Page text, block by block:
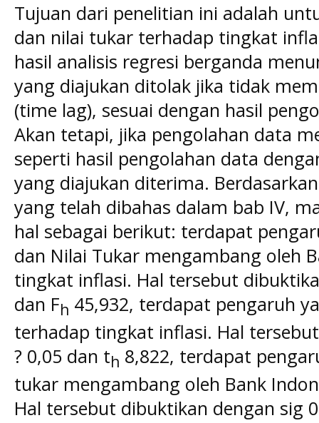
Tujuan dari penelitian ini adalah
dan nilai tukar terhadap tingkat
hasil analisis regresi berganda
yang diajukan ditolak jika tidak
(time lag), sesuai dengan hasil
Akan tetapi, jika pengolahan data
seperti hasil pengolahan data
yang diajukan diterima.
yang telah dibahas dalam bab IV,
hal sebagai berikut: terdapat
dan Nilai Tukar mengambang oleh
tingkat inflasi. Hal tersebut
dan Fh 45,932, terdapat pengaruh
terhadap tingkat inflasi. Hal
? 0,05 dan th 8,822, terdapat
tukar mengambang oleh Bank
Hal tersebut dibuktikan dengan sig